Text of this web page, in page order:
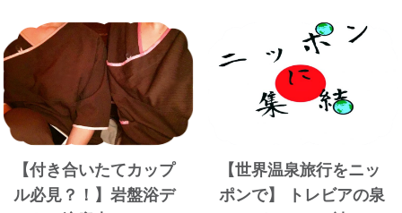
【付き合いたてカップ
ル必見？！】岩盤浴デ
【世界温泉旅行をニッ
ポンで】 トレビアの泉